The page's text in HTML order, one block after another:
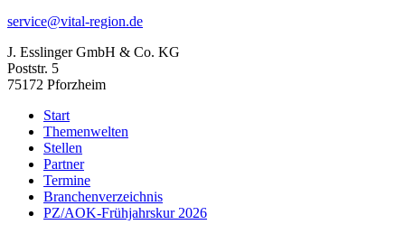
service@vital-region.de
J. Esslinger GmbH & Co. KG
Poststr. 5
75172 Pforzheim
Start
Themenwelten
Stellen
Partner
Termine
Branchenverzeichnis
PZ/AOK-Frühjahrskur 2026